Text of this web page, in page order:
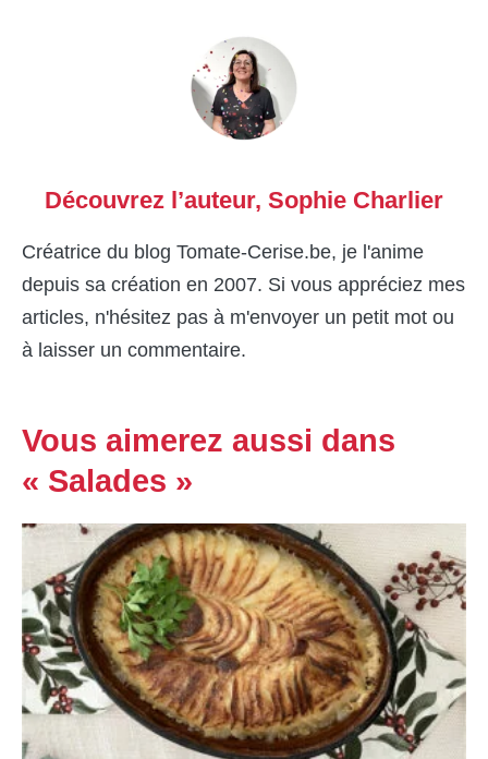
Découvrez l’auteur, Sophie Charlier
Créatrice du blog Tomate-Cerise.be, je l'anime
depuis sa création en 2007. Si vous appréciez mes
articles, n'hésitez pas à m'envoyer un petit mot ou
à laisser un commentaire.
Vous aimerez aussi dans
« Salades »